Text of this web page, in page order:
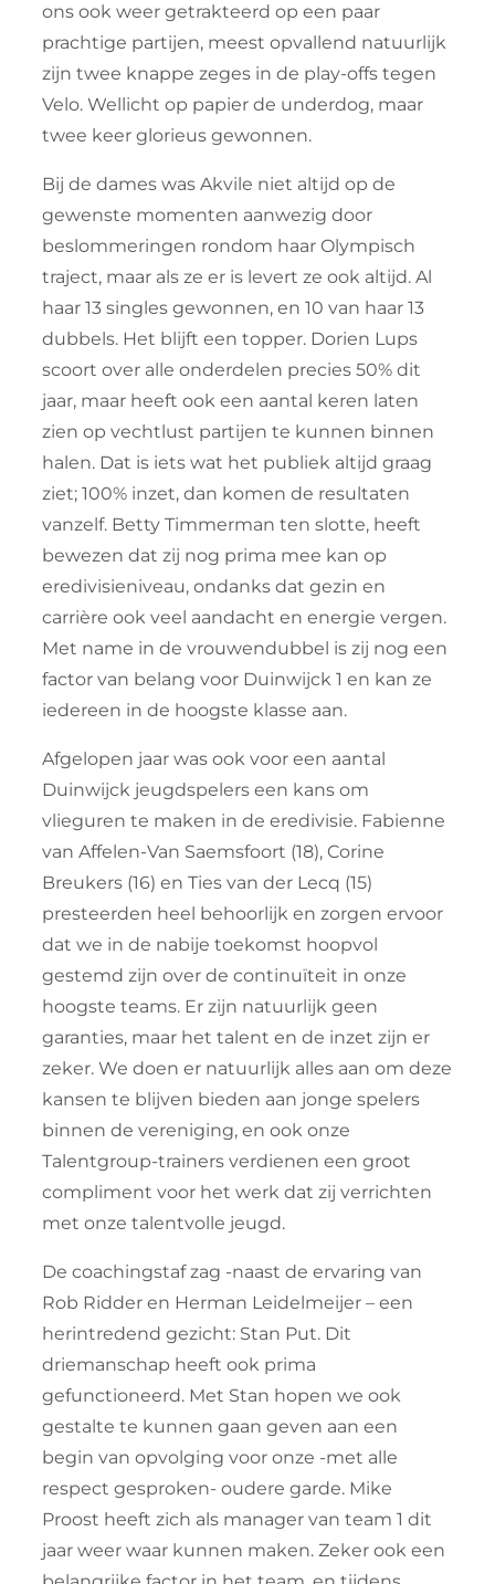
ons ook weer getrakteerd op een paar
prachtige partijen, meest opvallend natuurlijk
zijn twee knappe zeges in de play-offs tegen
Velo. Wellicht op papier de underdog, maar
twee keer glorieus gewonnen.
Bij de dames was Akvile niet altijd op de
gewenste momenten aanwezig door
beslommeringen rondom haar Olympisch
traject, maar als ze er is levert ze ook altijd. Al
haar 13 singles gewonnen, en 10 van haar 13
dubbels. Het blijft een topper. Dorien Lups
scoort over alle onderdelen precies 50% dit
jaar, maar heeft ook een aantal keren laten
zien op vechtlust partijen te kunnen binnen
halen. Dat is iets wat het publiek altijd graag
ziet; 100% inzet, dan komen de resultaten
vanzelf. Betty Timmerman ten slotte, heeft
bewezen dat zij nog prima mee kan op
eredivisieniveau, ondanks dat gezin en
carrière ook veel aandacht en energie vergen.
Met name in de vrouwendubbel is zij nog een
factor van belang voor Duinwijck 1 en kan ze
iedereen in de hoogste klasse aan.
Afgelopen jaar was ook voor een aantal
Duinwijck jeugdspelers een kans om
vlieguren te maken in de eredivisie. Fabienne
van Affelen-Van Saemsfoort (18), Corine
Breukers (16) en Ties van der Lecq (15)
presteerden heel behoorlijk en zorgen ervoor
dat we in de nabije toekomst hoopvol
gestemd zijn over de continuïteit in onze
hoogste teams. Er zijn natuurlijk geen
garanties, maar het talent en de inzet zijn er
zeker. We doen er natuurlijk alles aan om deze
kansen te blijven bieden aan jonge spelers
binnen de vereniging, en ook onze
Talentgroup-trainers verdienen een groot
compliment voor het werk dat zij verrichten
met onze talentvolle jeugd.
De coachingstaf zag -naast de ervaring van
Rob Ridder en Herman Leidelmeijer – een
herintredend gezicht: Stan Put. Dit
driemanschap heeft ook prima
gefunctioneerd. Met Stan hopen we ook
gestalte te kunnen gaan geven aan een
begin van opvolging voor onze -met alle
respect gesproken- oudere garde. Mike
Proost heeft zich als manager van team 1 dit
jaar weer waar kunnen maken. Zeker ook een